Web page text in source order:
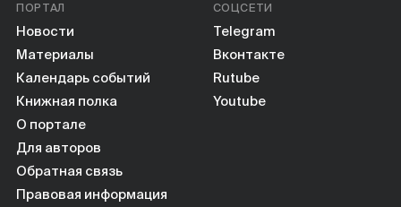
ПОРТАЛ
Новости
Материалы
Календарь событий
Книжная полка
О портале
Для авторов
Обратная связь
Правовая информация
СОЦСЕТИ
Telegram
Вконтакте
Rutube
Youtube